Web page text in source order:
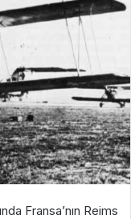
Fransa’nın Reims